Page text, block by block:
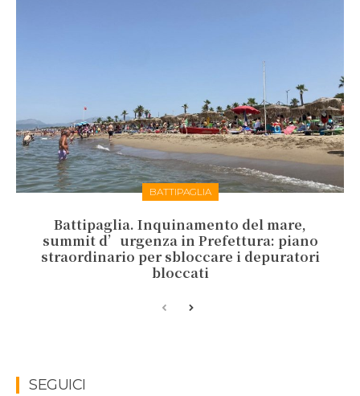
BATTIPAGLIA
Battipaglia. Inquinamento del mare,
summit d’urgenza in Prefettura: piano
straordinario per sbloccare i depuratori
bloccati
SEGUICI